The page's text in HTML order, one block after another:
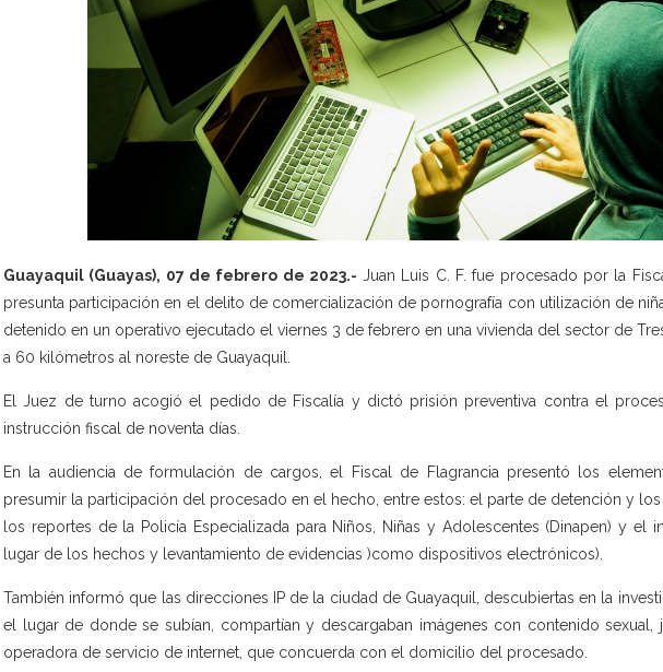
Guayaquil (Guayas), 07 de febrero de 2023.- Juan Luis C. F. fue procesado por la
presunta participación en el delito de comercialización de pornografía con utilización de
detenido en un operativo ejecutado el viernes 3 de febrero en una vivienda del sector de
a 60 kilómetros al noreste de Guayaquil.
El Juez de turno acogió el pedido de Fiscalía y dictó prisión preventiva contra el
instrucción fiscal de noventa días.
En la audiencia de formulación de cargos, el Fiscal de Flagrancia presentó los
presumir la participación del procesado en el hecho, entre estos: el parte de detención y
los reportes de la Policía Especializada para Niños, Niñas y Adolescentes (Dinapen) y el
lugar de los hechos y levantamiento de evidencias )como dispositivos electrónicos).
También informó que las direcciones IP de la ciudad de Guayaquil, descubiertas en la
el lugar de donde se subían, compartían y descargaban imágenes con contenido
operadora de servicio de internet, que concuerda con el domicilio del procesado.